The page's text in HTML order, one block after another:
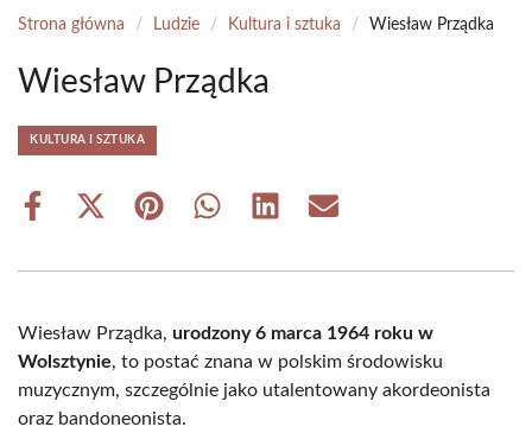
Strona główna / Ludzie / Kultura i sztuka / Wiesław Prządka
Wiesław Prządka
KULTURA I SZTUKA
Share
Share
(Twitter)
Share Share Share Share
Wiesław Prządka, urodzony 6 marca 1964 roku w
Wolsztynie, to postać znana w polskim środowisku
muzycznym, szczególnie jako utalentowany akordeonista
oraz bandoneonista.